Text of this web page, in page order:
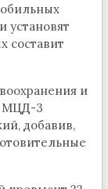
установят
составит
и
МЦД-3
добавив,